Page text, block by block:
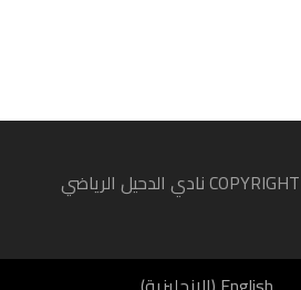
نادي الدحيل الرياضي